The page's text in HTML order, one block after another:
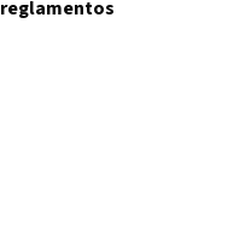
reglamentos